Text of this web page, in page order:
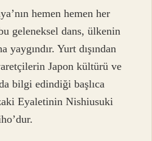
hemen hemen her
geleneksel dans, ülkenin
yaygındır. Yurt dışından
Japon kültürü ve
bilgi edindiği başlıca
Eyaletinin Nishiusuki